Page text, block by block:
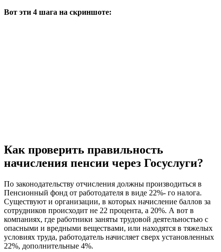
Вот эти 4 шага на скриншоте:
Как проверить правильность
начисления пенсии через Госуслуги?
По законодательству отчисления должны производиться в
Пенсионный фонд от работодателя в виде 22%- го налога.
Существуют и организации, в которых начисление баллов за
сотрудников происходит не 22 процента, а 20%. А вот в
компаниях, где работники заняты трудовой деятельностью с
опасными и вредными веществами, или находятся в тяжелых
условиях труда, работодатель начисляет сверх установленных
22%, дополнительные 4%.